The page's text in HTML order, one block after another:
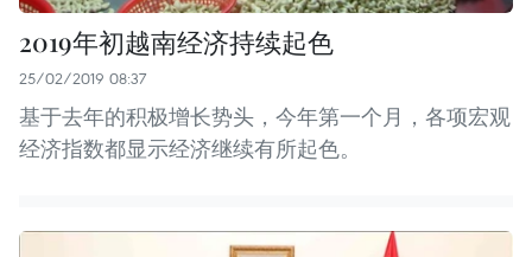
2019年初越南经济持续起色
25/02/2019 08:37
基于去年的积极增长势头，今年第一个月，各项宏观
经济指数都显示经济继续有所起色。